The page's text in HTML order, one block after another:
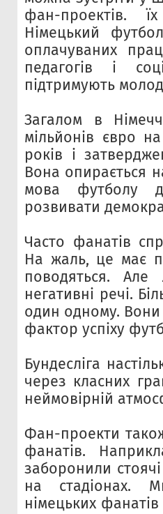
фан-проектів.
Німецький
оплачуваних
педагогів і
підтримують
Загалом в
мільйонів євро
років і
Вона опирається
мова футболу
розвивати
Часто фанатів
На жаль, це має
поводяться.
негативні речі.
один одному. Вони
фактор успіху
Бундесліга
через класних
неймовірній
Фан-проекти
фанатів.
заборонили
на стадіонах.
німецьких